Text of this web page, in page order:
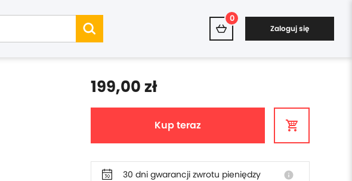
0
Zaloguj się
199,00 zł
Kup teraz
30 dni gwarancji zwrotu pieniędzy info